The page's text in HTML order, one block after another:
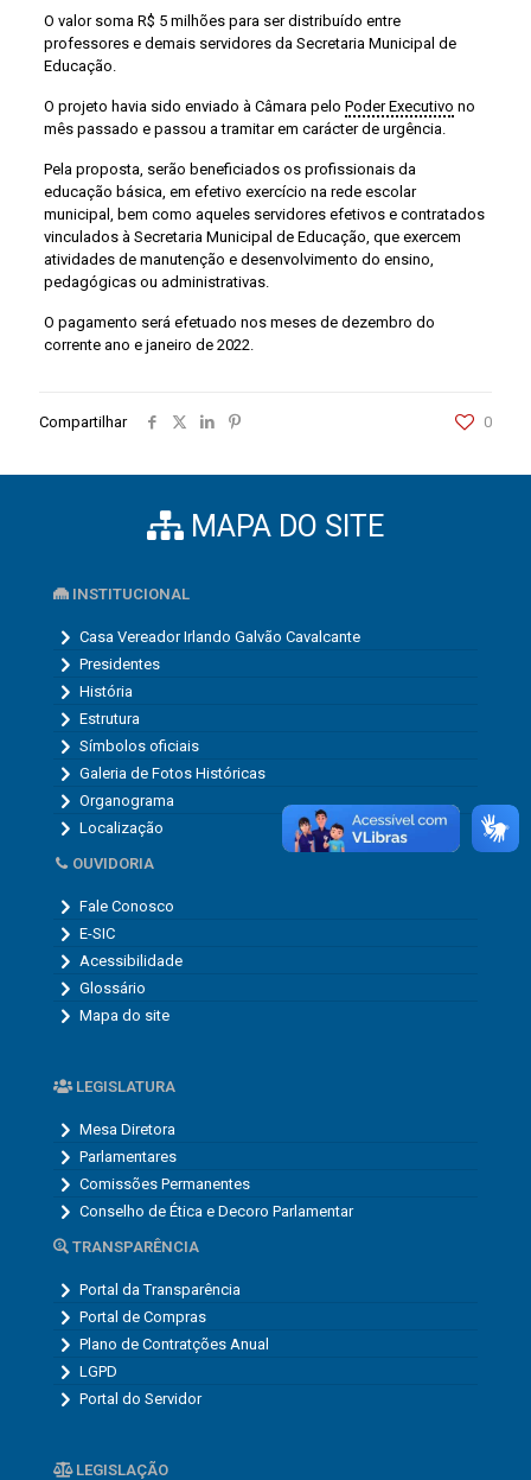
O valor soma R$ 5 milhões para ser distribuído entre
professores e demais servidores da Secretaria Municipal de
Educação.
O projeto havia sido enviado à Câmara pelo Poder Executivo no
mês passado e passou a tramitar em carácter de urgência.
Pela proposta, serão beneficiados os profissionais da
educação básica, em efetivo exercício na rede escolar
municipal, bem como aqueles servidores efetivos e contratados
vinculados à Secretaria Municipal de Educação, que exercem
atividades de manutenção e desenvolvimento do ensino,
pedagógicas ou administrativas.
O pagamento será efetuado nos meses de dezembro do
corrente ano e janeiro de 2022.
Compartilhar 0
MAPA DO SITE
INSTITUCIONAL
Casa Vereador Irlando Galvão Cavalcante
Presidentes
História
Estrutura
Símbolos oficiais
Galeria de Fotos Históricas
Organograma
Localização
OUVIDORIA
Fale Conosco
E-SIC
Acessibilidade
Glossário
Mapa do site
LEGISLATURA
Mesa Diretora
Parlamentares
Comissões Permanentes
Conselho de Ética e Decoro Parlamentar
TRANSPARÊNCIA
Portal da Transparência
Portal de Compras
Plano de Contratções Anual
LGPD
Portal do Servidor
LEGISLAÇÃO